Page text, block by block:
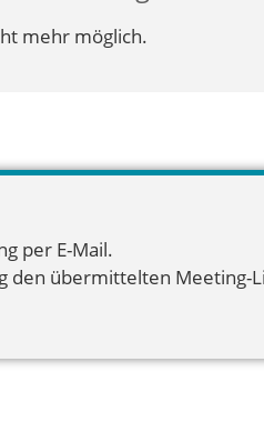
mehr möglich.
per E-Mail.
übermittelten Meeting-